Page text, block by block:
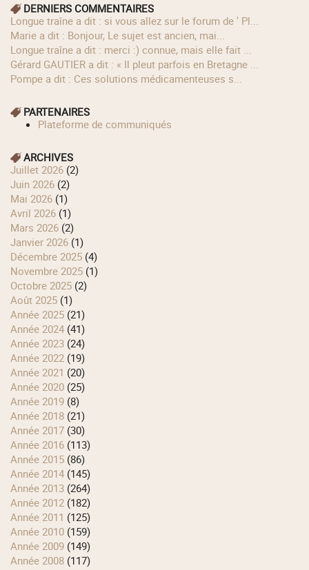
DERNIERS COMMENTAIRES
longue traîne a dit : si vous allez sur le forum de ' Pl...
Marie a dit : Bonjour, Le sujet est ancien, mai...
longue traîne a dit : merci :) connue, mais elle fait ...
Gérard GAUTIER a dit : « Il pleut parfois en Bretagne ...
Pompe a dit : Ces solutions médicamenteuses s...
PARTENAIRES
Plateforme de communiqués
ARCHIVES
juillet 2026 (2)
juin 2026 (2)
mai 2026 (1)
avril 2026 (1)
mars 2026 (2)
janvier 2026 (1)
décembre 2025 (4)
novembre 2025 (1)
octobre 2025 (2)
août 2025 (1)
année 2025 (21)
année 2024 (41)
année 2023 (24)
année 2022 (19)
année 2021 (20)
année 2020 (25)
année 2019 (8)
année 2018 (21)
année 2017 (30)
année 2016 (113)
année 2015 (86)
année 2014 (145)
année 2013 (264)
année 2012 (182)
année 2011 (125)
année 2010 (159)
année 2009 (149)
année 2008 (117)